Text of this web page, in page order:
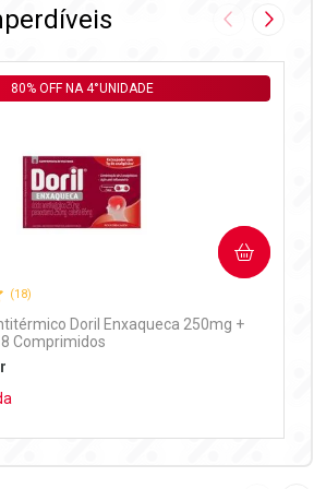
Imagem
(18)
Doril Enxaqueca 250mg +
Comprimidos
80% OFF NA 4°UNIDADE
COMPRAR